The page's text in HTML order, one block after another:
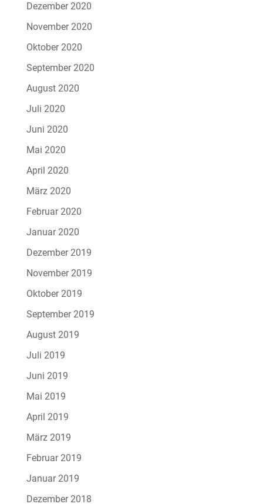
Dezember 2020
November 2020
Oktober 2020
September 2020
August 2020
Juli 2020
Juni 2020
Mai 2020
April 2020
März 2020
Februar 2020
Januar 2020
Dezember 2019
November 2019
Oktober 2019
September 2019
August 2019
Juli 2019
Juni 2019
Mai 2019
April 2019
März 2019
Februar 2019
Januar 2019
Dezember 2018